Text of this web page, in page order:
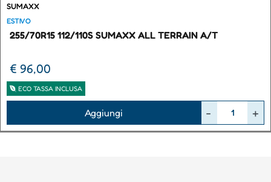
SUMAXX
ESTIVO
255/70R15 112/110S SUMAXX ALL TERRAIN A/T
€ 96,00
ECO TASSA INCLUSA
Aggiungi